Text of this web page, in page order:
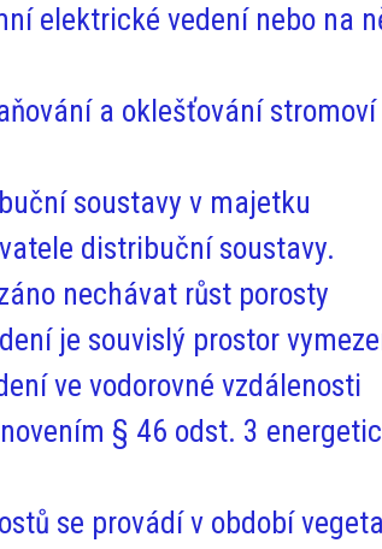
elektrické vedení nebo na
a oklešťování
soustavy v majetku
distribuční soustavy.
nechávat růst porosty
je souvislý prostor
ve vodorovné vzdálenosti
§ 46 odst. 3
se provádí v období